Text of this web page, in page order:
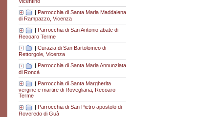
| Parrocchia di Santa Maria Maddalena
di Rampazzo, Vicenza
Parrocchia di San Antonio abate di
Recoaro Terme
| Curazia di San Bartolomeo di
Rettorgole, Vicenza
Parrocchia di Santa Maria Annunziata
di Roncà
| Parrocchia di Santa Margherita
vergine e martire di Rovegliana, Recoaro
Terme
Parrocchia di San Pietro apostolo di
Roveredo di Guà